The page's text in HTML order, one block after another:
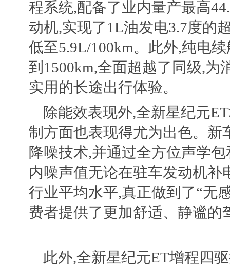
程系统,配备了业内量产最高
动机,实现了1L油发电3.7度的
低至5.9L/100km。此外,纯电
到1500km,全面超越了同级,为
实用的长途出行体验。
除能效表现外,全新星纪元
制方面也表现得尤为出色。新
降噪技术,并通过全方位声学
内噪声值无论在驻车发动机补
行业平均水平,真正做到了“无
费者提供了更加舒适、静谧的
此外,全新星纪元ET增程四